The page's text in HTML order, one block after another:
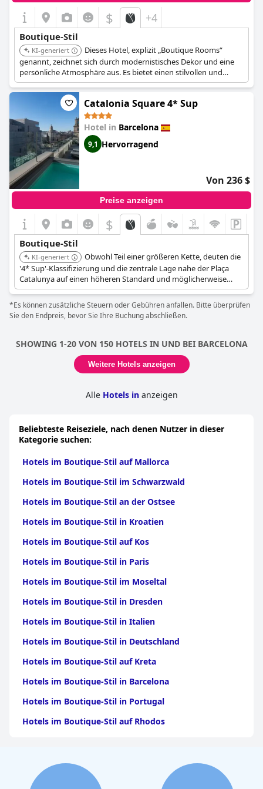
des Hotels ist ein weiterer wesentlicher Vorteil, da sich in der
Nähe zahlreiche Restaurants und Lebensmittelgeschäfte
befinden, so dass die Gäste die Umgebung bequem erkunden
können.
Insgesamt zeichnet sich dasHotel Villa Emiliaals ein
wunderschön gestaltetes und elegant geführtes Boutique-Hotel
aus und ist somit eine ausgezeichnete Wahl für Reisende, die
einen raffinierten und angenehmen Aufenthalt suchen.
$ +4
Boutique-Stil
KI-generiert
Dieses Hotel, explizit „Boutique Rooms“
genannt, zeichnet sich durch modernistisches Dekor und eine
persönliche Atmosphäre aus. Es bietet einen stilvollen und
komfortablen Aufenthalt mit Liebe zum Designdetail.
Catalonia Square 4* Sup
Hotel in Barcelona
9,1 Hervorragend
Von 236 $
Preise anzeigen
$
Boutique-Stil
KI-generiert
Obwohl Teil einer größeren Kette, deuten die
'4* Sup'-Klassifizierung und die zentrale Lage nahe der Plaça
Catalunya auf einen höheren Standard und möglicherweise
mehr Designfokus als bei typischen Kettenhotels hin. Es bietet
moderne Annehmlichkeiten, einschließlich eines Dachpools.
*Es können zusätzliche Steuern oder Gebühren anfallen. Bitte überprüfen
Sie den Endpreis, bevor Sie Ihre Buchung abschließen.
SHOWING 1-20 VON 150 HOTELS IN UND BEI BARCELONA
Weitere Hotels anzeigen
Alle Hotels in anzeigen
Beliebteste Reiseziele, nach denen Nutzer in dieser
Kategorie suchen:
Hotels im Boutique-Stil auf Mallorca
Hotels im Boutique-Stil im Schwarzwald
Hotels im Boutique-Stil an der Ostsee
Hotels im Boutique-Stil in Kroatien
Hotels im Boutique-Stil auf Kos
Hotels im Boutique-Stil in Paris
Hotels im Boutique-Stil im Moseltal
Hotels im Boutique-Stil in Dresden
Hotels im Boutique-Stil in Italien
Hotels im Boutique-Stil in Deutschland
Hotels im Boutique-Stil auf Kreta
Hotels im Boutique-Stil in Barcelona
Hotels im Boutique-Stil in Portugal
Hotels im Boutique-Stil auf Rhodos
Hotels im Boutique-Stil in Hamburg
Hotels im Boutique-Stil in Salzburg